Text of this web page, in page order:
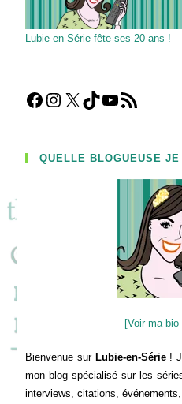
Lubie en Série fête ses 20 ans !
Facebook
Instagram
X TikTokYouTube
Flux RSS
QUELLE BLOGUEUSE
[Voir ma bio
Bienvenue sur Lubie-en-Série!
mon blog spécialisé sur les
interviews, citations,